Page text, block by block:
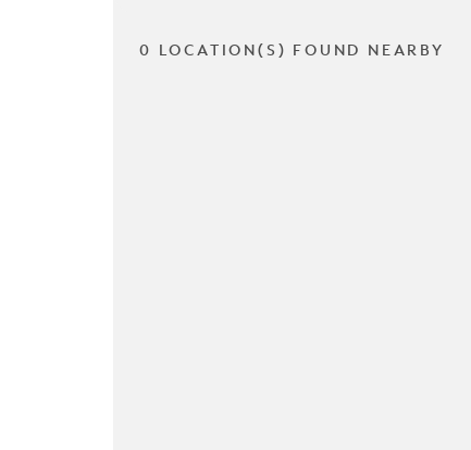
0 LOCATION(S) FOUND NEARBY